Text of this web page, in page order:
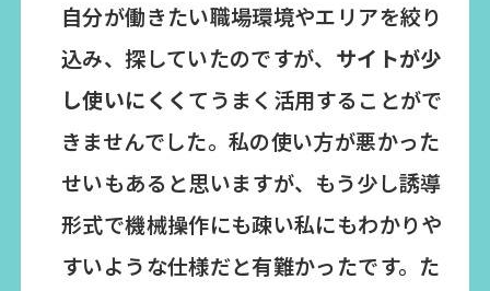
自分が働きたい職場環境やエリアを絞り
込み、探していたのですが、 サイトが少
し使いにくくてうまく活用することがで
きませんでした。私の使い方が悪かった
せいもあると思いますが、もう少し誘導
形式で機械操作にも疎い私にもわかりや
すいような仕様だと有難かったです。た